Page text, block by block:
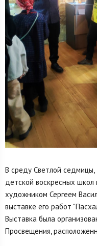
В среду Светлой седмицы,
детской воскресных школ
художником Сергеем
выставке его работ
Выставка была
Просвещения,